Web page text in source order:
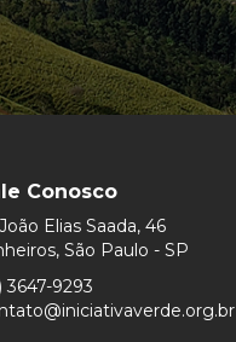
Conosco
Elias Saada, 46
São Paulo - SP
3647-9293